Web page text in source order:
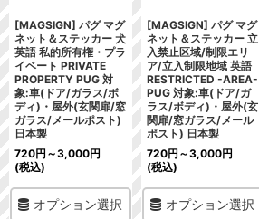
[MAGSIGN] パグ マグ
ネット＆ステッカー 犬
英語 私的所有権・プラ
イベート PRIVATE
PROPERTY PUG 対
象:車(ドア/ガラス/ボ
ディ)・屋外(玄関扉/窓
ガラス/メールポスト)
日本製
720円 ～3,000円
(税込)
オプション選択
[MAGSIGN] パグ マグ
ネット＆ステッカー 立
入禁止区域/制限エリ
ア/立入制限地域 英語
RESTRICTED -AREA-
PUG 対象:車(ドア/ガ
ラス/ボディ)・屋外(玄
関扉/窓ガラス/メール
ポスト) 日本製
720円 ～3,000円
(税込)
オプション選択